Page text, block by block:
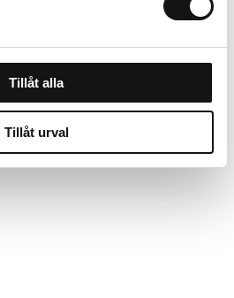
Tillåt alla
Tillåt urval